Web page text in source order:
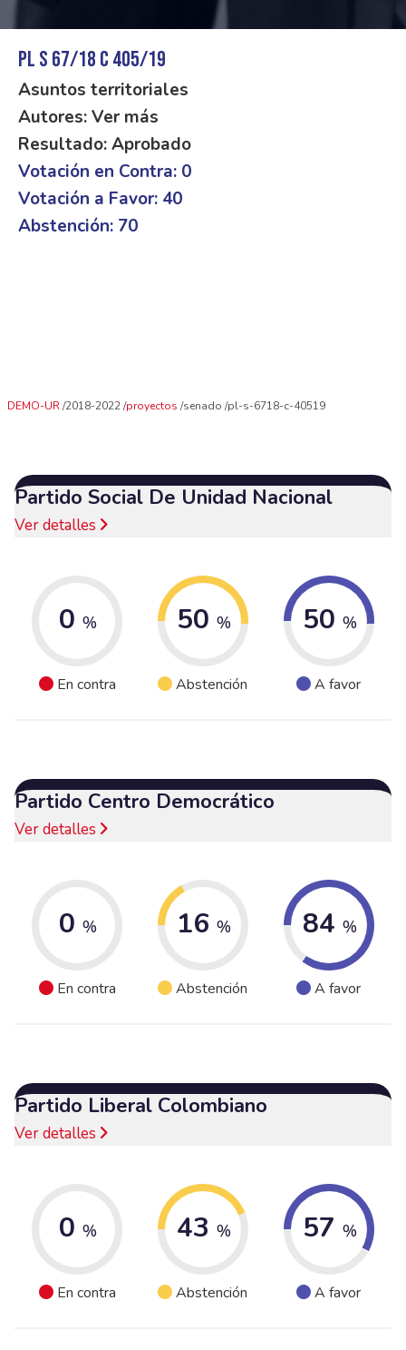
PL S 67/18 C 405/19
Asuntos territoriales
Autores: Ver más
Resultado: Aprobado
Votación en Contra: 0
Votación a Favor: 40
Abstención: 70
DEMO-UR 2018-2022 proyectos senado pl-s-6718-c-40519
Partido Social De Unidad Nacional
Ver detalles
0 %
En contra
50 %
Abstención
50 %
A favor
Partido Centro Democrático
Ver detalles
0 %
En contra
16 %
Abstención
84 %
A favor
Partido Liberal Colombiano
Ver detalles
0 %
En contra
43 %
Abstención
57 %
A favor